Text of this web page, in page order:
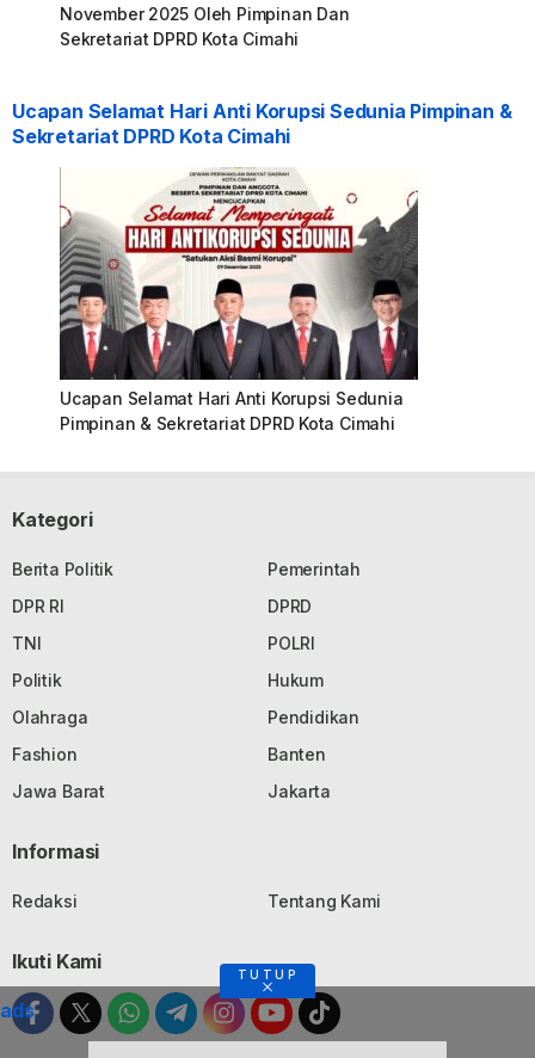
November 2025 Oleh Pimpinan Dan
Sekretariat DPRD Kota Cimahi
Ucapan Selamat Hari Anti Korupsi Sedunia Pimpinan &
Sekretariat DPRD Kota Cimahi
Ucapan Selamat Hari Anti Korupsi Sedunia
Pimpinan & Sekretariat DPRD Kota Cimahi
Kategori
Berita Politik
Pemerintah
DPR RI
DPRD
TNI
POLRI
Politik
Hukum
Olahraga
Pendidikan
Fashion
Banten
Jawa Barat
Jakarta
Informasi
Redaksi Tentang Kami
Ikuti Kami
TUTUP
ads